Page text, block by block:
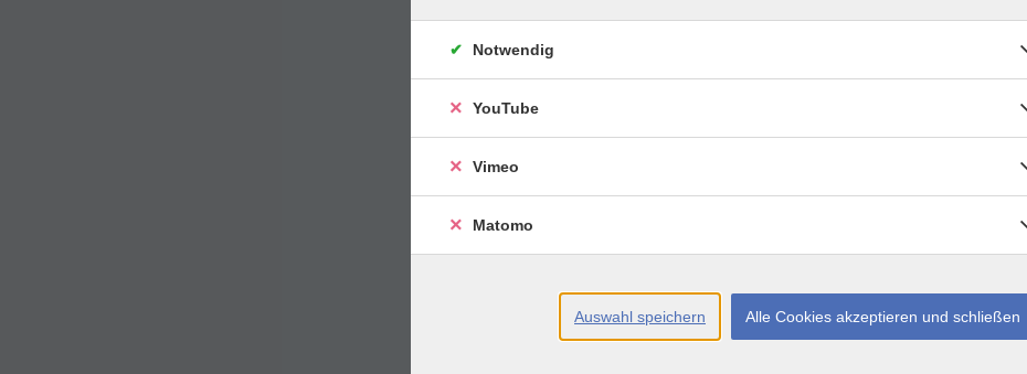
Deutsch A1, Integrationskurs GL 5
Deutsch A2, Integrationskurs 3
Notwendig
YouTube
Vimeo
Matomo
Auswahl speichern Alle Cookies akzeptieren und schließen